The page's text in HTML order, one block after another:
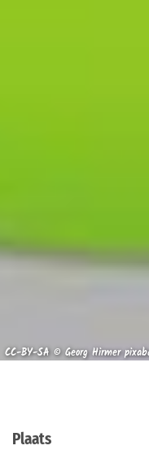
CC-BY-SA © Georg Hirmer
Plaats